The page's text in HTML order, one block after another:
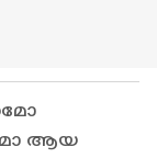
ആയ